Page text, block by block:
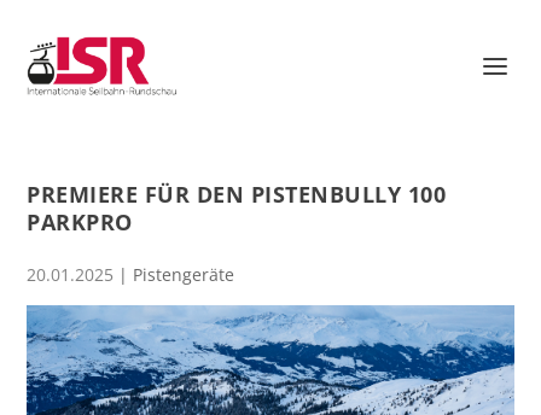
PREMIERE FÜR DEN PISTENBULLY 100
PARKPRO
20.01.2025 | Pistengeräte